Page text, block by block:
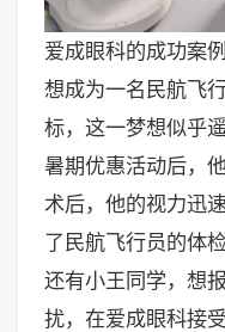
爱成眼科的成功案
想成为一名民航飞
标，这一梦想似乎
暑期优惠活动后，
术后，他的视力迅
了民航飞行员的体
还有小王同学，想
扰，在爱成眼科接